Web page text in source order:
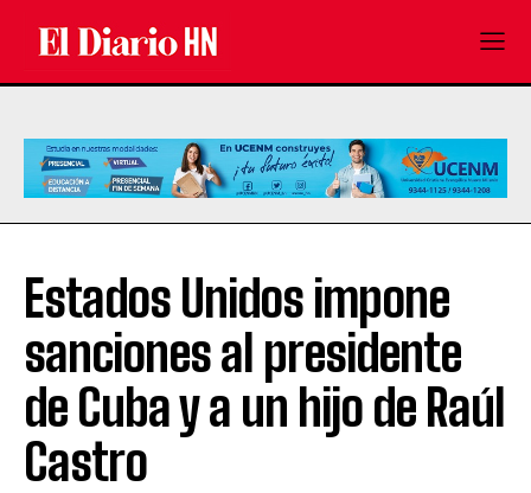
Estados Unidos impone
sanciones al presidente
de Cuba y a un hijo de Raúl
Castro